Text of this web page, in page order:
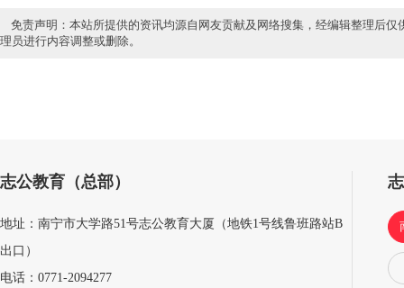
免责声明：本站所提供的资讯均源自网友贡献及网络搜集，经编辑整理后
理员进行内容调整或删除。
志公教育（总部）
地址：南宁市大学路51号志公教育大厦（地铁1号线鲁班路站B
出口）
电话：0771-2094277